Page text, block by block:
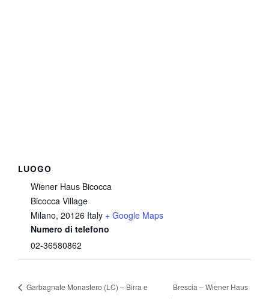
LUOGO
Wiener Haus Bicocca
Bicocca Village
Milano, 20126 Italy + Google Maps
Numero di telefono
02-36580862
Garbagnate Monastero (LC) – Birra e
Brescia – Wiener Haus